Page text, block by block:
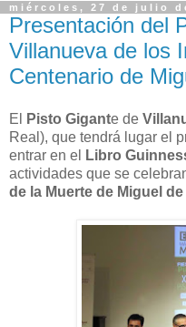
miércoles, 27 de julio
Presentación del
Villanueva de los
Centenario de
El Pisto Gigante de
Real), que tendrá lugar el
entrar en el
Libro
actividades que se
de la Muerte de Miguel